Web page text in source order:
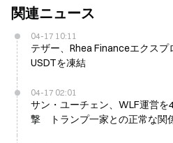
関連ニュース
04-17 10:11
テザー、Rhea Financeエクス
USDTを凍結
04-17 02:01
サン・ユーチェン、WLF運営
撃 トランプ一家との正常な関